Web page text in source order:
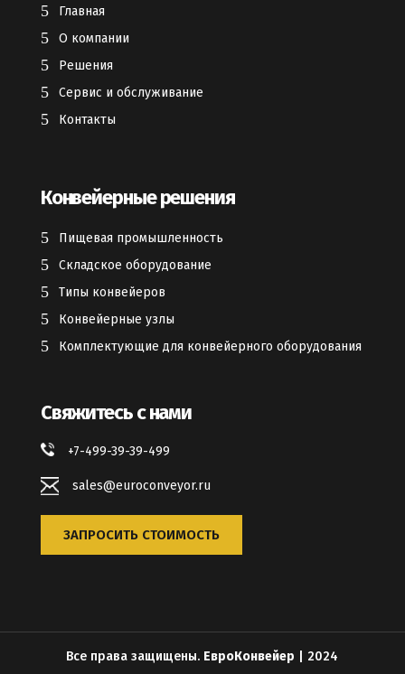
Главная
О компании
Решения
Сервис и обслуживание
Контакты
Конвейерные решения
Пищевая промышленность
Складское оборудование
Типы конвейеров
Конвейерные узлы
Комплектующие для конвейерного оборудования
Свяжитесь с нами
+7-499-39-39-499
sales@euroconveyor.ru
ЗАПРОСИТЬ СТОИМОСТЬ
Все права защищены. ЕвроКонвейер | 2024